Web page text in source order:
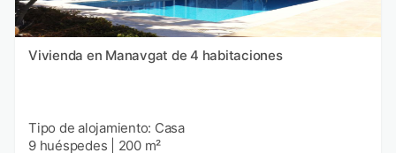
Vivienda en Manavgat de 4 habitaciones
Tipo de alojamiento: Casa
9 huéspedes
200 m²